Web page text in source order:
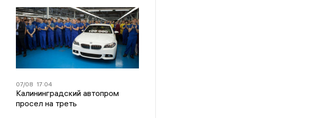
07/08 17:04
Калининградский автопром
просел на треть